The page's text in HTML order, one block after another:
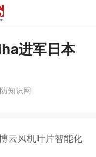
进军日本
知识网
云风机叶片智能化